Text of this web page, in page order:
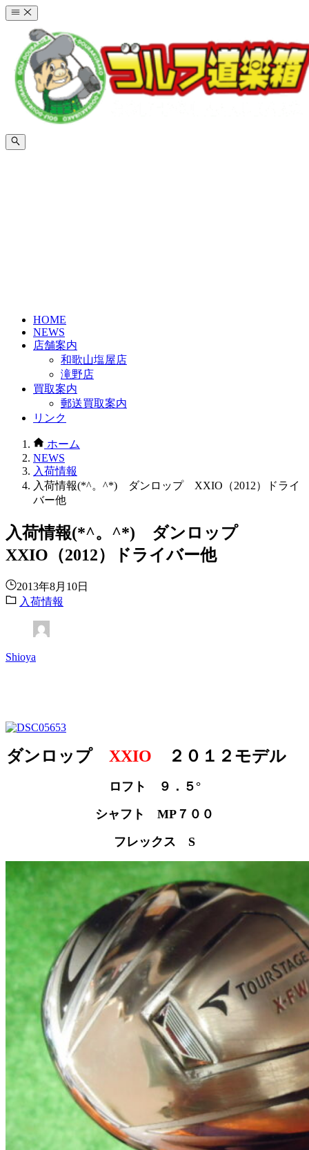
コ
ツ
へ
プ
HOME
NEWS
店舗案内
和歌山塩屋店
滝野店
買取案内
郵送買取案内
リンク
ホーム
NEWS
入荷情報
入荷情報(*^。^*) ダンロップ XXIO（2012）ドライ
バー他
入荷情報(*^。^*) ダンロップ
XXIO（2012）ドライバー他
2013年8月10日
入荷情報
Shioya
ダンロップ XXIO ２０１２モデル
ロフト ９．５°
シャフト MP７００
フレックス S